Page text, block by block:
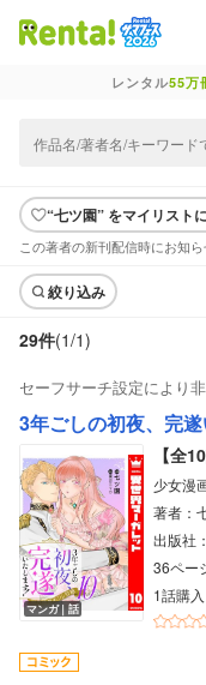
レンタル55万
“七ツ園” をマイリスト
この著者の新刊配信時にお知ら
絞り込み
29件(1/1)
セーフサーチ設定により
3年ごしの初夜、完
マンガ｜話
【全
少女漫
著者：
出版社
36ペー
1話購